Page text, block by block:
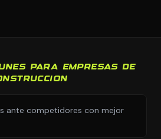
PARA EMPRESAS DE
ante competidores con mejor